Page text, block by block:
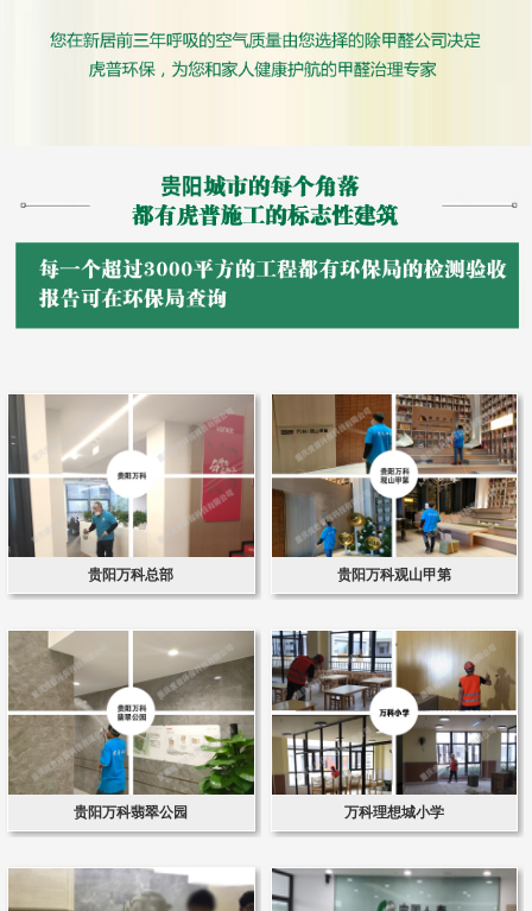
贵阳万科总部 贵阳万科观山甲第
贵阳万科翡翠公园 万科理想城小学